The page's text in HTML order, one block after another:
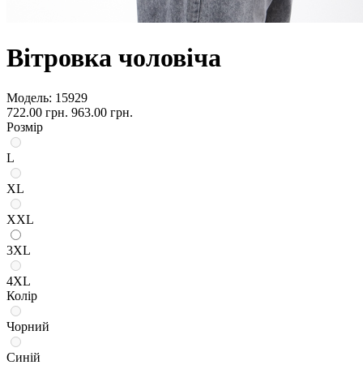
Вітровка чоловіча
Модель: 15929
722.00 грн. 963.00 грн.
Розмір
L
XL
XXL
3XL
4XL
Колір
Чорний
Синій